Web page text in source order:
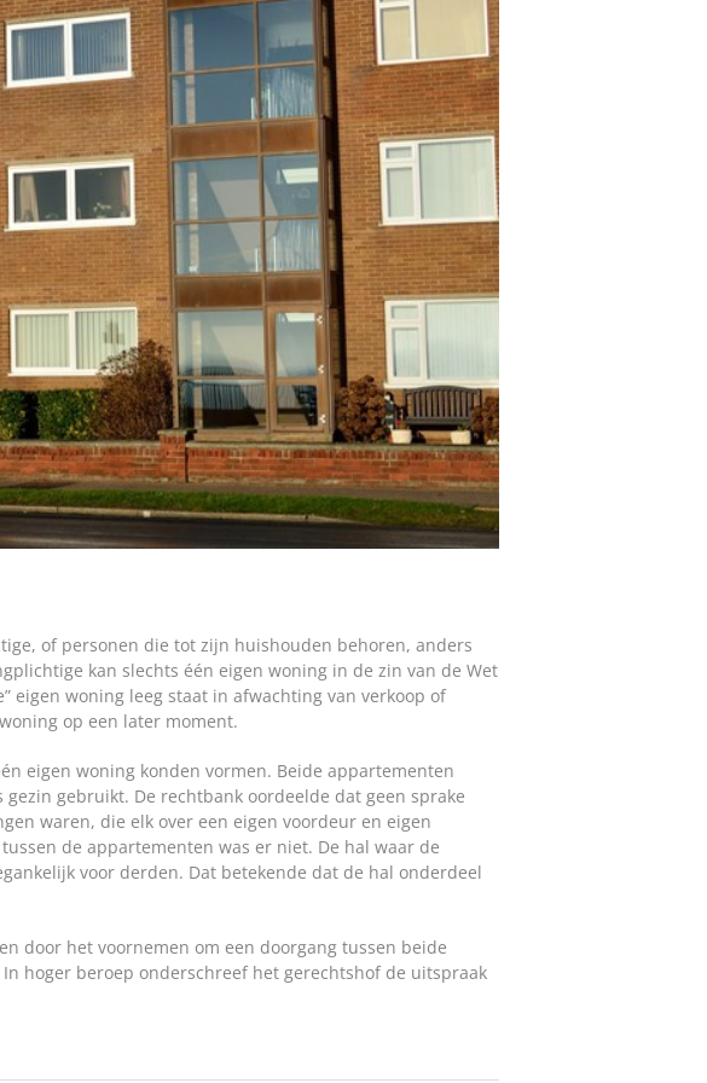
of personen die tot zijn huishouden behoren, anders
kan slechts één eigen woning in de zin van de Wet
eigen woning leeg staat in afwachting van verkoop of
op een later moment.
eigen woning konden vormen. Beide appartementen
gebruikt. De rechtbank oordeelde dat geen sprake
waren, die elk over een eigen voordeur en eigen
de appartementen was er niet. De hal waar de
voor derden. Dat betekende dat de hal onderdeel
door het voornemen om een doorgang tussen beide
hoger beroep onderschreef het gerechtshof de uitspraak